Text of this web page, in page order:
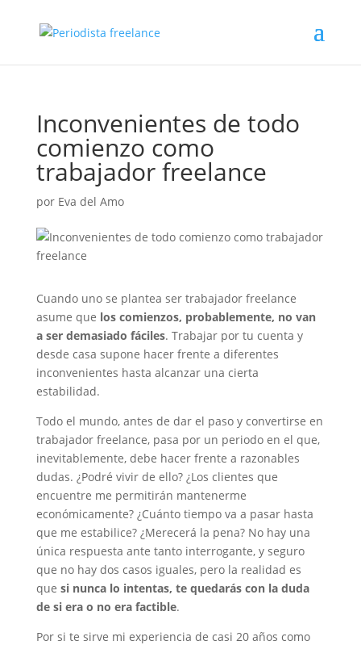
Inconvenientes de todo
comienzo como
trabajador freelance
por Eva del Amo
Cuando uno se plantea ser trabajador freelance
asume que los comienzos, probablemente, no van
a ser demasiado fáciles. Trabajar por tu cuenta y
desde casa supone hacer frente a diferentes
inconvenientes hasta alcanzar una cierta
estabilidad.
Todo el mundo, antes de dar el paso y convertirse en
trabajador freelance, pasa por un periodo en el que,
inevitablemente, debe hacer frente a razonables
dudas. ¿Podré vivir de ello? ¿Los clientes que
encuentre me permitirán mantenerme
económicamente? ¿Cuánto tiempo va a pasar hasta
que me estabilice? ¿Merecerá la pena? No hay una
única respuesta ante tanto interrogante, y seguro
que no hay dos casos iguales, pero la realidad es
que si nunca lo intentas, te quedarás con la duda
de si era o no era factible.
Por si te sirve mi experiencia de casi 20 años como